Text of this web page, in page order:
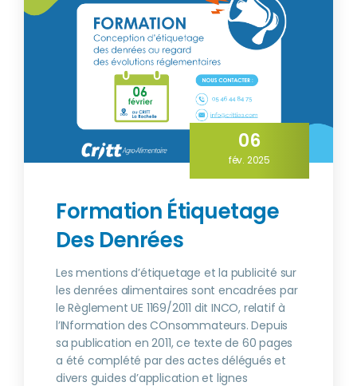
06
fév. 2025
Formation Étiquetage
Des Denrées
Les mentions d’étiquetage et la publicité sur
les denrées alimentaires sont encadrées par
le Règlement UE 1169/2011 dit INCO, relatif à
l’INformation des COnsommateurs. Depuis
sa publication en 2011, ce texte de 60 pages
a été complété par des actes délégués et
divers guides d’application et lignes